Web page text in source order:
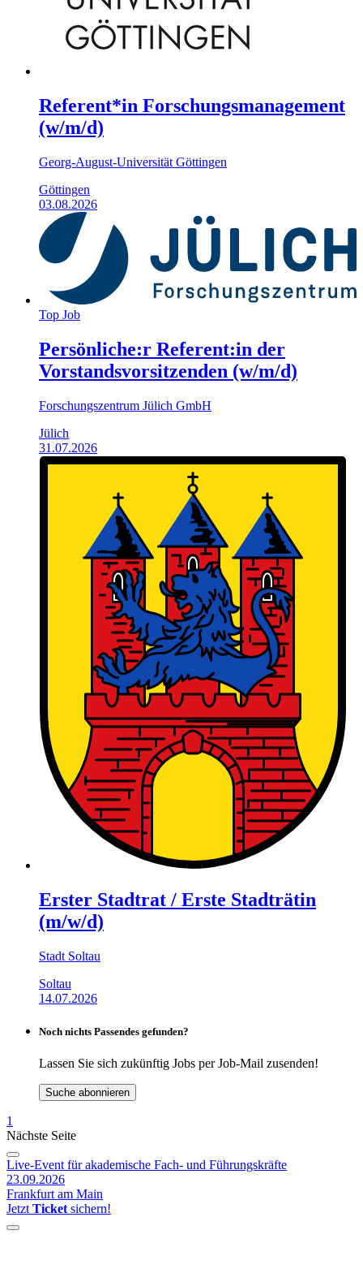
Referent*in Forschungsmanagement
(w/m/d)
Georg-August-Universität Göttingen
Göttingen
03.08.2026
Top Job
Persönliche:r Referent:in der
Vorstands­vorsitzenden (w/m/d)
Forschungszentrum Jülich GmbH
Jülich
31.07.2026
Erster Stadtrat / Erste Stadträtin
(m/w/d)
Stadt Soltau
Soltau
14.07.2026
Noch nichts Passendes gefunden?
Lassen Sie sich zukünftig Jobs per Job-Mail zusenden!
Suche abonnieren
1
Nächste Seite
Live-Event für akademische Fach- und Führungskräfte
23.09.2026
Frankfurt am Main
Jetzt Ticket sichern!